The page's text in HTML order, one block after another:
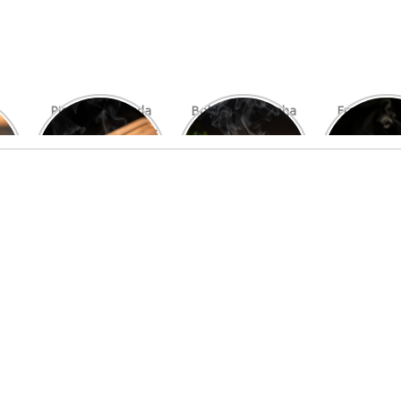
Picanha Grelhada
com Chimichurri
Bolo de Pamonha
na Palha
Frango
com